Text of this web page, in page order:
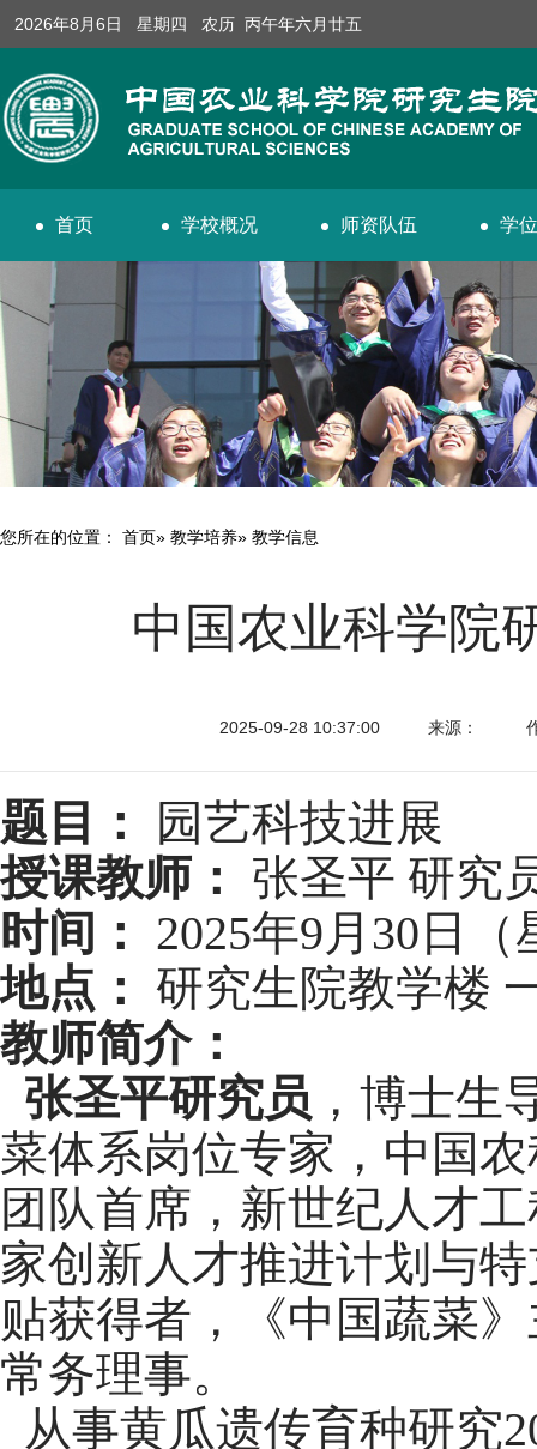
2026年8月6日 星期四 农历 丙午年六月廿五
首页 学校概况 师资队伍 学
您所在的位置： 首页» 教学培养» 教学信息
中国农业科学院
2025-09-28 10:37:00 来源：
题目：
园艺科技进展
授课教师： 张圣平 研究
时间： 2025年9月30日（
地点： 研究生院教学楼
教师简介：
张圣平研究员 ，博士生
菜体系岗位专家，中国
团队首席，新世纪人才
家创新人才推进计划与
贴获得者，《中国蔬菜
常务理事。
从事黄瓜遗传育种研究